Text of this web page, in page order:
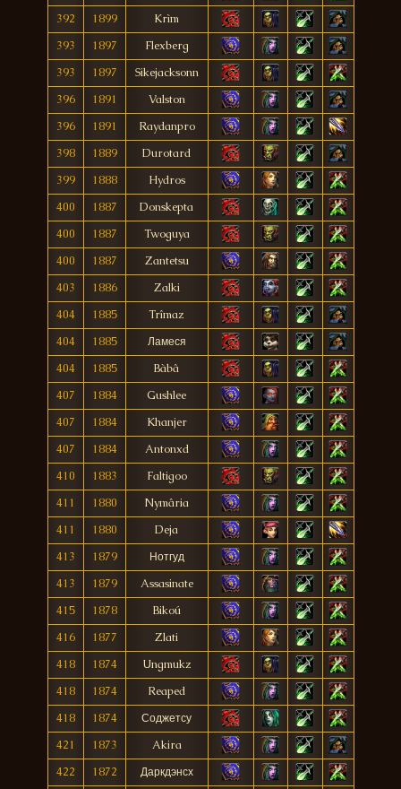
392
1899
Krìm
393
1897
Flexberg
393
1897
Sikejacksonn
396
1891
Valston
396
1891
Raydanpro
398
1889
Durotard
399
1888
Hydros
400
1887
Donskepta
400
1887
Twoguya
400
1887
Zantetsu
403
1886
Zalki
404
1885
Trîmaz
404
1885
Ламеся
404
1885
Bàbâ
407
1884
Gushlee
407
1884
Khanjer
407
1884
Antonxd
410
1883
Faltigoo
411
1880
Nymâria
411
1880
Deja
413
1879
Нотгуд
413
1879
Assasinate
415
1878
Bikoú
416
1877
Zlati
418
1874
Ungmukz
418
1874
Reaped
418
1874
Соджетсу
421
1873
Akira
422
1872 Даркдэнсх